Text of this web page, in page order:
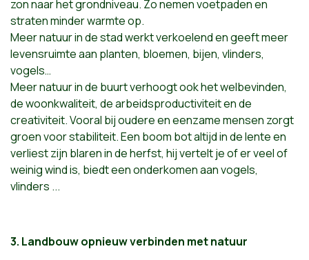
zon naar het grondniveau. Zo nemen voetpaden en
straten minder warmte op.
Meer natuur in de stad werkt verkoelend en geeft meer
levensruimte aan planten, bloemen, bijen, vlinders,
vogels…
Meer natuur in de buurt verhoogt ook het welbevinden,
de woonkwaliteit, de arbeidsproductiviteit en de
creativiteit. Vooral bij oudere en eenzame mensen zorgt
groen voor stabiliteit. Een boom bot altijd in de lente en
verliest zijn blaren in de herfst, hij vertelt je of er veel of
weinig wind is, biedt een onderkomen aan vogels,
vlinders ...
3. Landbouw opnieuw verbinden met natuur